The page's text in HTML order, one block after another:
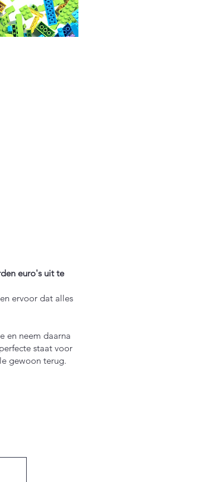
euro's uit te
ervoor dat alles
en neem daarna
staat voor
gewoon terug.